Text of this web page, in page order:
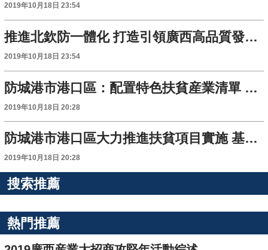
2019年10月18日 23:54
推進北欽防一體化 打造引領廣西高品質發展增長極
2019年10月18日 23:54
防城港市港口區：配置特色扶貧産業清單 打造千畝扶貧示範園
2019年10月18日 20:28
防城港市港口區大力推進扶貧項目實施 基礎設施大變樣
2019年10月18日 20:28
搜索推薦
熱門推薦